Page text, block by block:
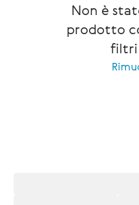
Non è
prodotto
filtri